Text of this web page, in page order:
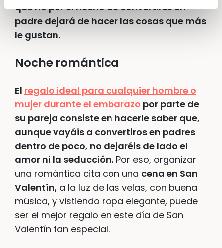
que no por el hecho de convertirse en
padre dejará de hacer las cosas que más
le gustan.
Noche romántica
El regalo ideal para cualquier hombre o
mujer durante el embarazo por parte de
su pareja consiste en hacerle saber que,
aunque vayáis a convertiros en padres
dentro de poco, no dejaréis de lado el
amor ni la seducción. Por eso, organizar
una romántica cita con una cena en San
Valentín, a la luz de las velas, con buena
música, y vistiendo ropa elegante, puede
ser el mejor regalo en este día de San
Valentín tan especial.